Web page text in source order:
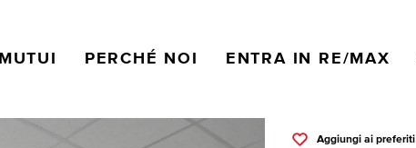
MUTUI PERCHÉ NOI ENTRA IN RE/MAX
Aggiungi ai preferiti